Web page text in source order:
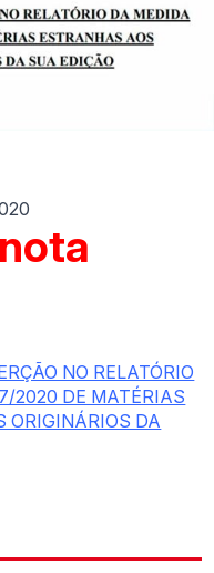
NO RELATÓRIO
2020 DE MATÉRIAS
ORIGINÁRIOS DA